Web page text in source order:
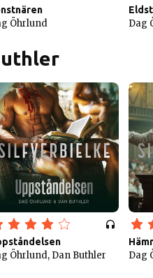
Öhrlund Dag
Öhrlund, Dan Buthler Dag